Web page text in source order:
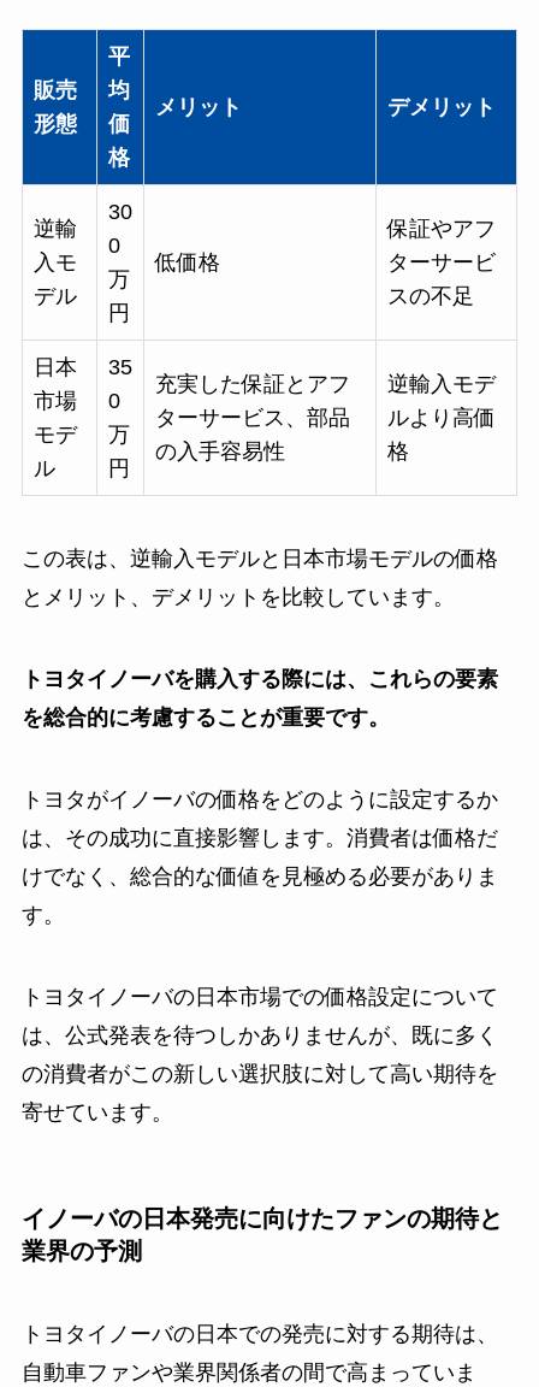
販売
形態
平
均
価
格
メリット デメリット
逆輸
入モ
デル
30
0
万
円
低価格
保証やアフ
ターサービ
スの不足
日本
市場
モデ
ル
35
0
万
円
充実した保証とアフ
ターサービス、部品
の入手容易性
逆輸入モデ
ルより高価
格
この表は、逆輸入モデルと日本市場モデルの価格
とメリット、デメリットを比較しています。
トヨタイノーバを購入する際には、これらの要素
を総合的に考慮することが重要です。
トヨタがイノーバの価格をどのように設定するか
は、その成功に直接影響します。消費者は価格だ
けでなく、総合的な価値を見極める必要がありま
す。
トヨタイノーバの日本市場での価格設定について
は、公式発表を待つしかありませんが、既に多く
の消費者がこの新しい選択肢に対して高い期待を
寄せています。
イノーバの日本発売に向けたファンの期待と
業界の予測
トヨタイノーバの日本での発売に対する期待は、
自動車ファンや業界関係者の間で高まっていま